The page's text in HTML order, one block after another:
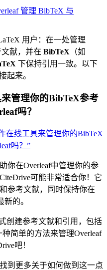
管理 BibTeX 与
用户：在一处管理
献，并在 BibTeX （如
下保持引用一致。以下
起来。
管理你的BibTeX参考
吗？
在线工具来管理你的BibTeX
吗？”
你在Overleaf中管理你的参
可能非常适合你！它
参考文献，同时保持你在
的。
创建参考文献和引用，包括
简单的方法来管理Overleaf
吧！
到更多关于如何做到这一点